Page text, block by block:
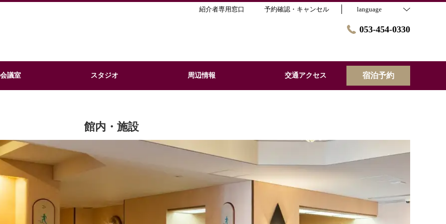
紹介者専用窓口 予約確認・キャンセル language
053-454-0330
会議室 スタジオ 周辺情報 交通アクセス 宿泊予約
館内・施設